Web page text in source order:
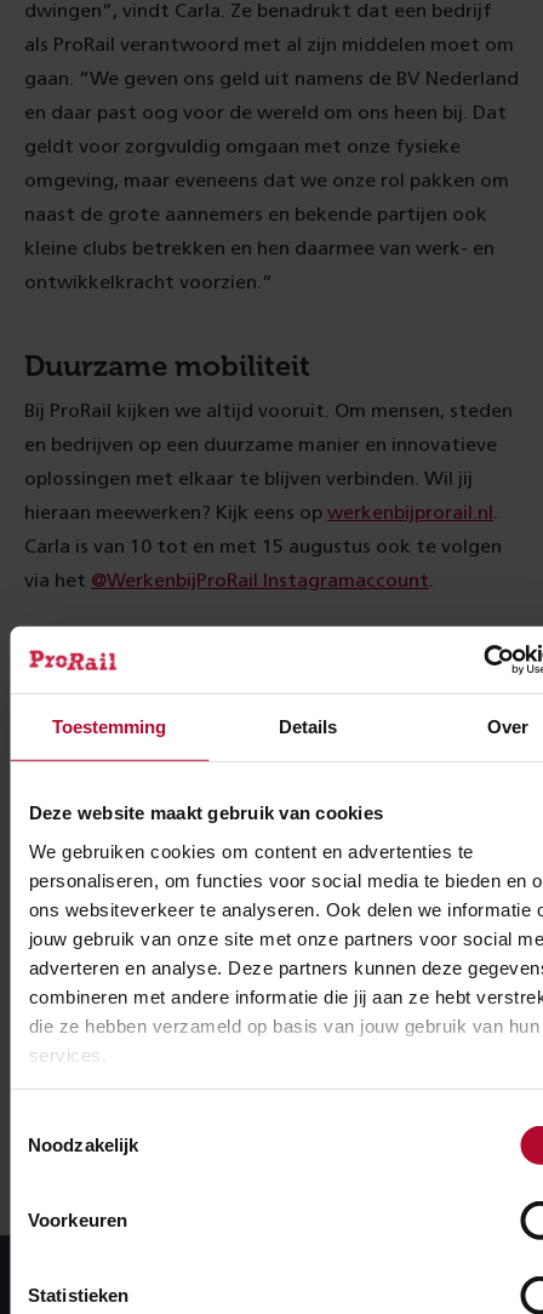
Toestemming Details Over
Deze website maakt gebruik van cookies
We gebruiken cookies om content en advertenties te
personaliseren, om functies voor social media te bieden en
ons websiteverkeer te analyseren. Ook delen we informatie
jouw gebruik van onze site met onze partners voor social
adverteren en analyse. Deze partners kunnen deze
combineren met andere informatie die jij aan ze hebt
die ze hebben verzameld op basis van jouw gebruik van hun
services.
Noodzakelijk
Voorkeuren
Statistieken
dwingen”, vindt Carla. Ze benadrukt dat een bedrijf
als ProRail verantwoord met al zijn middelen moet om
gaan. “We geven ons geld uit namens de BV Nederland
en daar past oog voor de wereld om ons heen bij. Dat
geldt voor zorgvuldig omgaan met onze fysieke
omgeving, maar eveneens dat we onze rol pakken om
naast de grote aannemers en bekende partijen ook
kleine clubs betrekken en hen daarmee van werk- en
ontwikkelkracht voorzien.”
Duurzame mobiliteit
Bij ProRail kijken we altijd vooruit. Om mensen, steden
en bedrijven op een duurzame manier en innovatieve
oplossingen met elkaar te blijven verbinden. Wil jij
hieraan meewerken? Kijk eens op werkenbijprorail.nl
Carla is van 10 tot en met 15 augustus ook te volgen
via het @WerkenbijProRail Instagramaccount